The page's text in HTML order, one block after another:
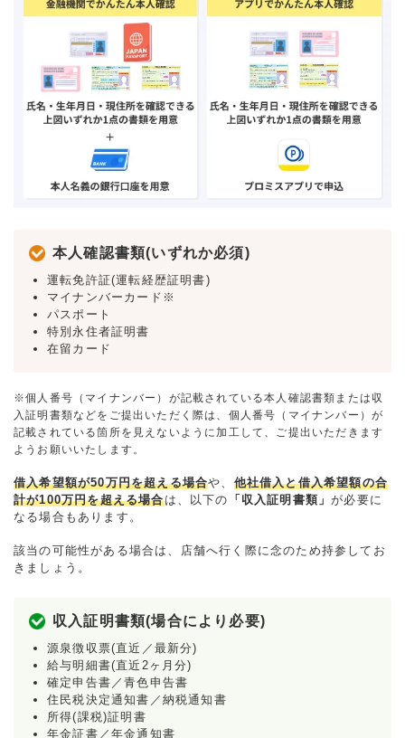
本人確認書類(いずれか必須)
運転免許証(運転経歴証明書)
マイナンバーカード※
パスポート
特別永住者証明書
在留カード
※個人番号（マイナンバー）が記載されている本人確認書類または収
入証明書類などをご提出いただく際は、個人番号（マイナンバー）が
記載されている箇所を見えないように加工して、ご提出いただきます
ようお願いいたします。
借入希望額が50万円を超える場合や、 他社借入と借入希望額の合
計が100万円を超える場合は、以下の 「収入証明書類」が必要に
なる場合もあります。
該当の可能性がある場合は、店舗へ行く際に念のため持参してお
きましょう。
収入証明書類(場合により必要)
源泉徴収票(直近／最新分)
給与明細書(直近2ヶ月分)
確定申告書／青色申告書
住民税決定通知書／納税通知書
所得(課税)証明書
年金証書／年金通知書